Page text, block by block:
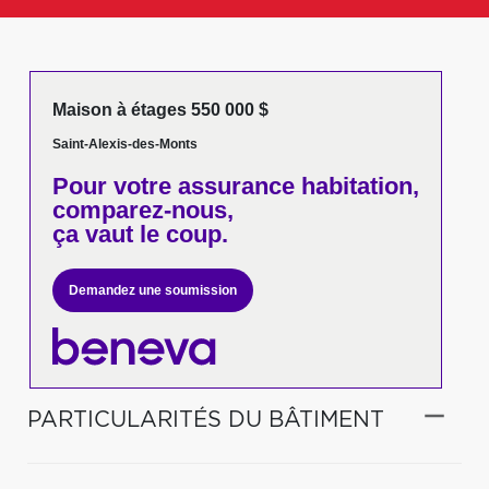
Maison à étages 550 000 $
Saint-Alexis-des-Monts
Pour votreassurance habitation,
comparez-nous,
ça vaut le coup.
Demandez une soumission
PARTICULARITÉS DU BÂTIMENT